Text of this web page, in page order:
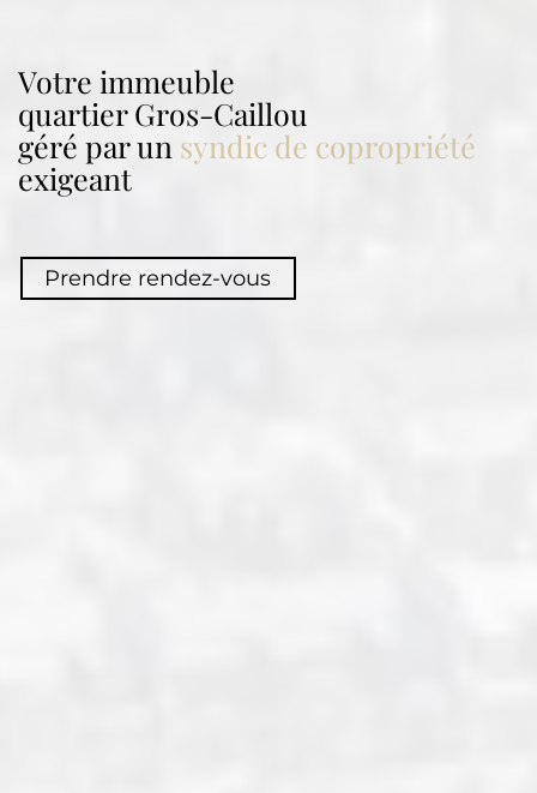
Votre immeuble
quartierGros-Caillou
géré par un syndic de copropriété
exigeant
Prendre rendez-vous